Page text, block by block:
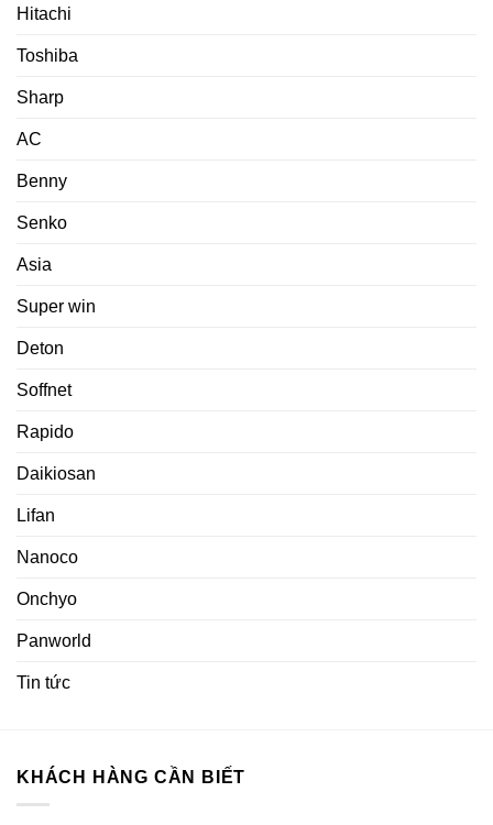
Hitachi
Toshiba
Sharp
AC
Benny
Senko
Asia
Super win
Deton
Soffnet
Rapido
Daikiosan
Lifan
Nanoco
Onchyo
Panworld
Tin tức
KHÁCH HÀNG CẦN BIẾT